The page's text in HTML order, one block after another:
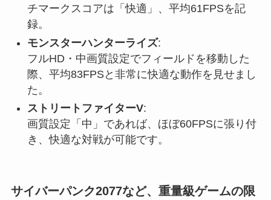
チマークスコアは「快適」、平均61FPSを記
録。
モンスターハンターライズ:
フルHD・中画質設定でフィールドを移動した
際、平均83FPSと非常に快適な動作を見せまし
た。
ストリートファイターV:
画質設定「中」であれば、ほぼ60FPSに張り付
き、快適な対戦が可能です。
サイバーパンク2077など、重量級ゲームの限